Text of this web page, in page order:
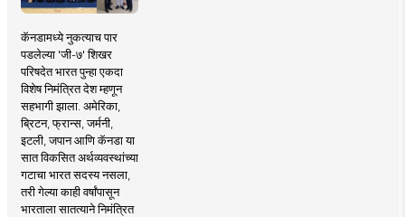
कॅनडामध्ये नुकत्याच पार
पडलेल्या 'जी-७' शिखर
परिषदेत भारत पुन्हा एकदा
विशेष निमंत्रित देश म्हणून
सहभागी झाला. अमेरिका,
ब्रिटन, फ्रान्स, जर्मनी,
इटली, जपान आणि कॅनडा या
सात विकसित अर्थव्यवस्थांच्या
गटाचा भारत सदस्य नसला,
तरी गेल्या काही वर्षांपासून
भारताला सातत्याने निमंत्रित